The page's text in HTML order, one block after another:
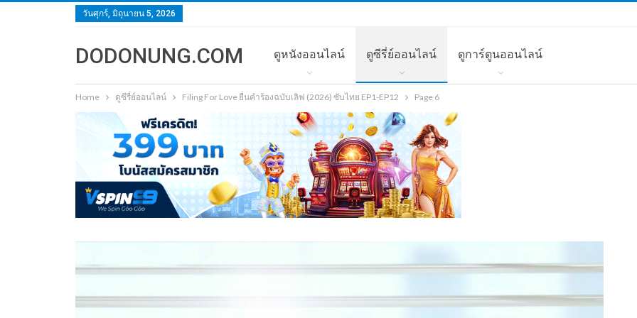
วันศุกร์, มิถุนายน 5, 2026
DODONUNG.COM ดูหนังออนไลน์ ดูซีรี่ย์ออนไลน์ ดูการ์ตูนออนไลน์
Home ดูซีรี่ย์ออนไลน์ Filing For Love ยื่นคำร้องฉบับเลิฟ (2026) ซับไทย EP1-EP12 Page 6